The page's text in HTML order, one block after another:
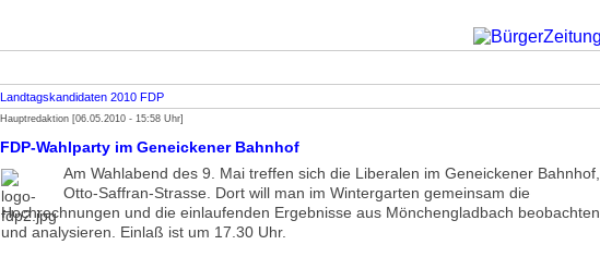
Landtagskandidaten 2010 FDP
Hauptredaktion [06.05.2010 - 15:58 Uhr]
FDP-Wahlparty im Geneickener Bahnhof
Am Wahlabend des 9. Mai treffen sich die Liberalen im Geneickener Bahnhof,
Otto-Saffran-Strasse. Dort will man im Wintergarten gemeinsam die
Hochrechnungen und die einlaufenden Ergebnisse aus Mönchengladbach beobachten
und analysieren. Einlaß ist um 17.30 Uhr.